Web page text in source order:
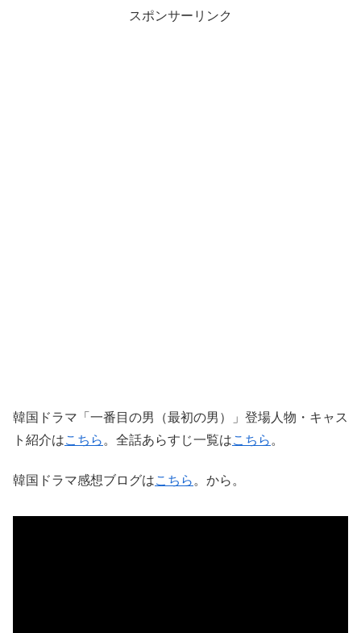
スポンサーリンク
韓国ドラマ「一番目の男（最初の男）」登場人物・キャス
ト紹介はこちら 。全話あらすじ一覧はこちら 。
韓国ドラマ感想ブログはこちら 。から。